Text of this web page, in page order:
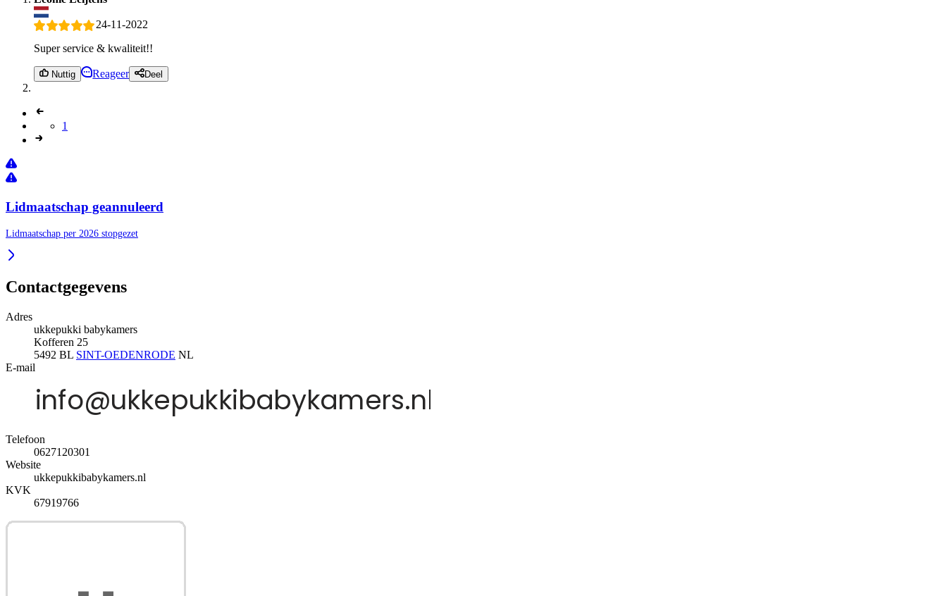
24-11-2022
Super service & kwaliteit!!
Nuttig Reageer Deel
1
Lidmaatschap geannuleerd
Lidmaatschap per 2026 stopgezet
Contactgegevens
Adres
ukkepukki babykamers
Kofferen 25
5492 BL SINT-OEDENRODE NL
E-mail
Telefoon
0627120301
Website
ukkepukkibabykamers.nl
KVK
67919766